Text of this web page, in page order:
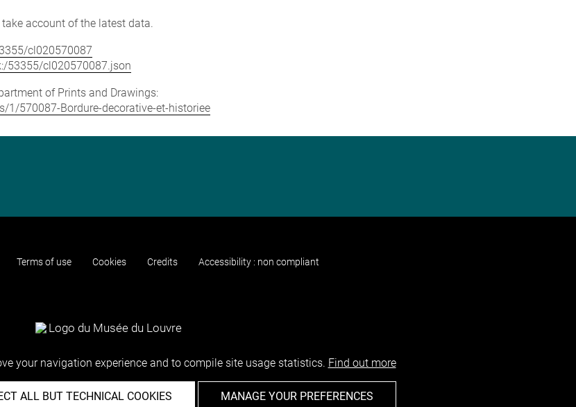
account of the latest data.
cl020570087
53355/cl020570087.json
of Prints and Drawings:
1/570087-Bordure-decorative-et-historiee
Terms of use Cookies Credits Accessibility : non compliant
your navigation experience and to compile site usage statistics. Find out more
ALL BUT TECHNICAL COOKIES MANAGE YOUR PREFERENCES